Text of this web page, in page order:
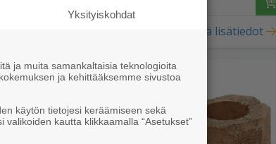
Näytä lisätiedot
Yksityiskohdat
ja muita samankaltaisia teknologioita
ja kehittääksemme sivustoa
käytön tietojesi keräämiseen sekä
kautta klikkaamalla “Asetukset”